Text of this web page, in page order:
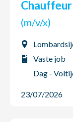
(m/v/x)
Vaste job
Dag -
23/07/2026